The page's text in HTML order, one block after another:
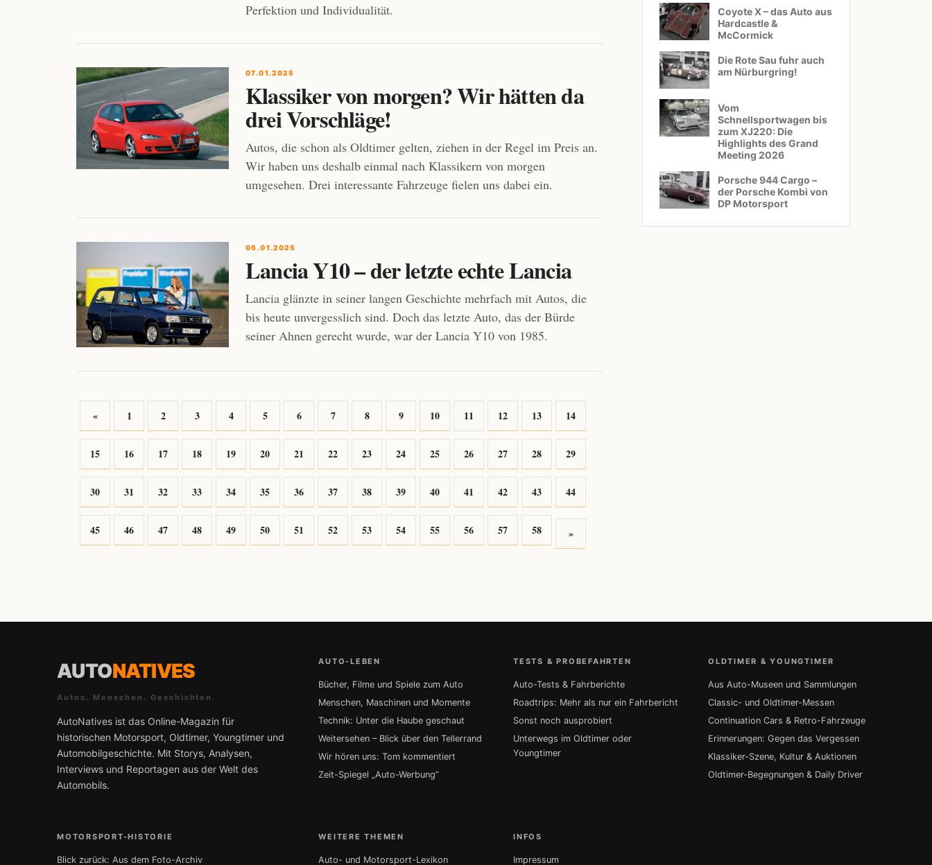
Perfektion und Individualität.
07.01.2025
Klassiker von morgen? Wir hätten da
drei Vorschläge!
Autos, die schon als Oldtimer gelten, ziehen in der Regel im Preis an.
Wir haben uns deshalb einmal nach Klassikern von morgen
umgesehen. Drei interessante Fahrzeuge fielen uns dabei ein.
05.01.2025
Lancia Y10 – der letzte echte Lancia
Lancia glänzte in seiner langen Geschichte mehrfach mit Autos, die
bis heute unvergesslich sind. Doch das letzte Auto, das der Bürde
seiner Ahnen gerecht wurde, war der Lancia Y10 von 1985.
« 1 2 3 4 5 6 7 8 9 10 11 12 13 14
15 16 17 18 19 20 21 22 23 24 25 26 27 28 29
30 31 32 33 34 35 36 37 38 39 40 41 42 43 44
45 46 47 48 49 50 51 52 53 54 55 56 57 58 »
Coyote X – das Auto aus
Hardcastle &
McCormick
Die Rote Sau fuhr auch
am Nürburgring!
Vom
Schnellsportwagen bis
zum XJ220: Die
Highlights des Grand
Meeting 2026
Porsche 944 Cargo –
der Porsche Kombi von
DP Motorsport
AUTONATIVES
Autos. Menschen. Geschichten.
AutoNatives ist das Online-Magazin für
historischen Motorsport, Oldtimer, Youngtimer und
Automobilgeschichte. Mit Storys, Analysen,
Interviews und Reportagen aus der Welt des
Automobils.
AUTO-LEBEN
Bücher, Filme und Spiele zum Auto
Menschen, Maschinen und Momente
Technik: Unter die Haube geschaut
Weitersehen – Blick über den Tellerrand
Wir hören uns: Tom kommentiert
Zeit-Spiegel „Auto-Werbung“
TESTS & PROBEFAHRTEN
Auto-Tests & Fahrberichte
Roadtrips: Mehr als nur ein Fahrbericht
Sonst noch ausprobiert
Unterwegs im Oldtimer oder
Youngtimer
OLDTIMER & YOUNGTIMER
Aus Auto-Museen und Sammlungen
Classic- und Oldtimer-Messen
Continuation Cars & Retro-Fahrzeuge
Erinnerungen: Gegen das Vergessen
Klassiker-Szene, Kultur & Auktionen
Oldtimer-Begegnungen & Daily Driver
MOTORSPORT-HISTORIE
Blick zurück: Aus dem Foto-Archiv
WEITERE THEMEN
Auto- und Motorsport-Lexikon
INFOS
Impressum